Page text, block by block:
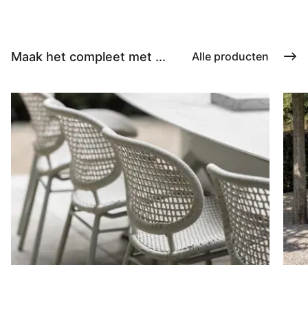
Maak het compleet met ... Alle producten